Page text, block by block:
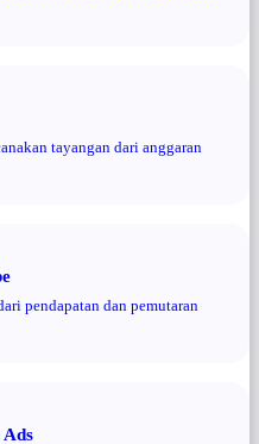
tayangan dari anggaran
pendapatan dan pemutaran